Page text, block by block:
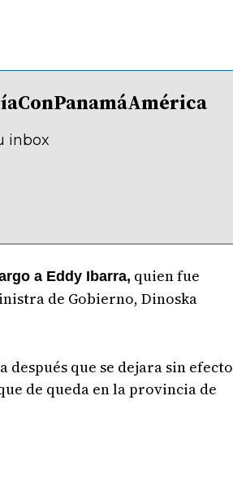
inbox
a Eddy Ibarra, quien fue
de Gobierno, Dinoska
que se dejara sin efecto
de queda en la provincia de